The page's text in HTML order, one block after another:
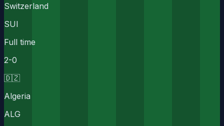
Switzerland
SUI
Full time
2-0
🇩🇿
Algeria
ALG